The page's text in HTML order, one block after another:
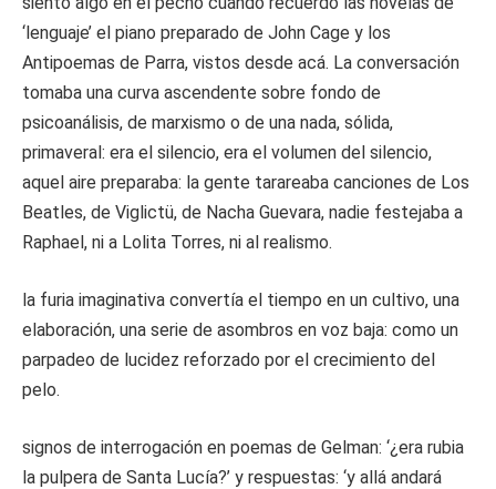
‘lenguaje’ el piano preparado de John Cage y los
Antipoemas de Parra, vistos desde acá. La conversación
tomaba una curva ascendente sobre fondo de
psicoanálisis, de marxismo o de una nada, sólida,
primaveral: era el silencio, era el volumen del silencio,
aquel aire preparaba: la gente tarareaba canciones de Los
Beatles, de Viglictü, de Nacha Guevara, nadie festejaba a
Raphael, ni a Lolita Torres, ni al realismo.
la furia imaginativa convertía el tiempo en un cultivo, una
elaboración, una serie de asombros en voz baja: como un
parpadeo de lucidez reforzado por el crecimiento del
pelo.
signos de interrogación en poemas de Gelman: ‘¿era rubia
la pulpera de Santa Lucía?’ y respuestas: ‘y allá andará